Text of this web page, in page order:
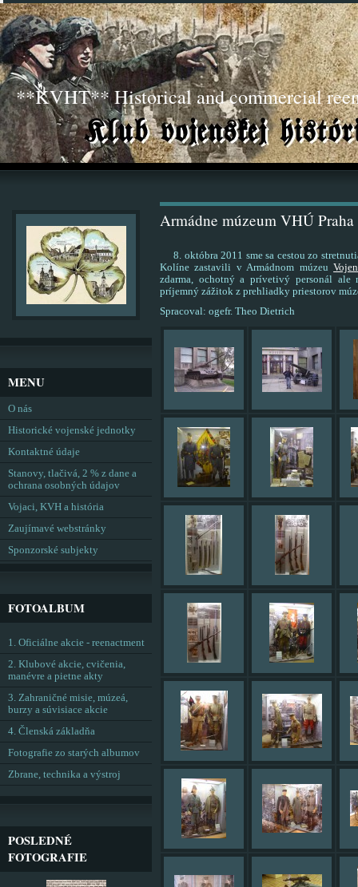
**KVHT** Historical and commercial
Armádne múzeum VHÚ
8. októbra 2011 sme sa cestou zo
Kolíne zastavili v Armádnom múzeu
zdarma, ochotný a prívetivý personál
príjemný zážitok z prehliadky priestorov
Spracoval: ogefr. Theo Dietrich
MENU
O nás
Historické vojenské jednotky
Kontaktné údaje
Stanovy, tlačivá, 2 % z dane a
ochrana osobných údajov
Vojaci, KVH a história
Zaujímavé webstránky
Sponzorské subjekty
FOTOALBUM
1. Oficiálne akcie - reenactment
2. Klubové akcie, cvičenia,
manévre a pietne akty
3. Zahraničné misie, múzeá,
burzy a súvisiace akcie
4. Členská základňa
Fotografie zo starých albumov
Zbrane, technika a výstroj
POSLEDNÉ
FOTOGRAFIE